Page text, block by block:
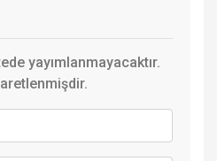
yayımlanmayacaktır.